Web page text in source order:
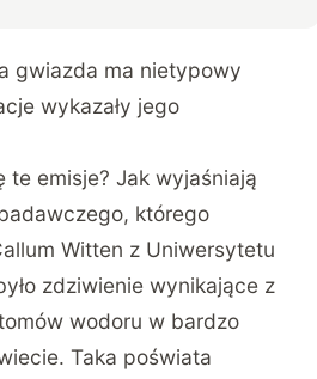
gwiazda ma nietypowy
wykazały jego
te emisje? Jak wyjaśniają
którego
Witten z Uniwersytetu
zdziwienie wynikające z
wodoru w bardzo
Taka poświata